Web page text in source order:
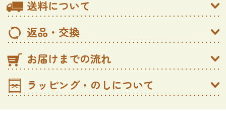
送料について
返品・交換
お届けまでの流れ
ラッピング・のしについて